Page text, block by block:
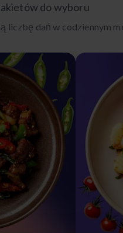
do wyboru
liczbę dań w codziennym